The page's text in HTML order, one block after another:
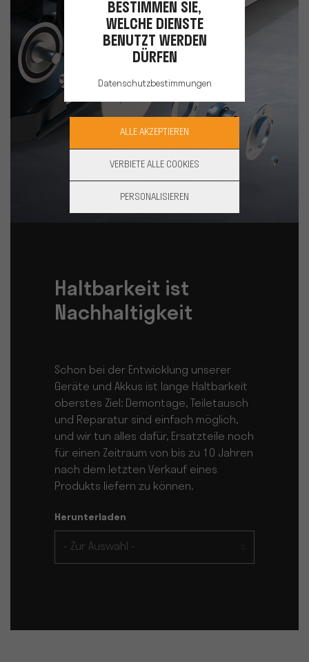
Haltbarkeit ist
Nachhaltigkeit
Schon bei der Entwicklung unserer
Geräte und Akkus ist lange Haltbarkeit
oberstes Ziel: Demontage, Teiletausch
und Reparatur sind einfach möglich,
und wir tun alles dafür, Ersatzteile noch
für einen Zeitraum von bis zu 10 Jahren
nach dem letzten Verkauf eines
Produkts liefern zu können.
Herunterladen
BESTIMMEN SIE,
WELCHE DIENSTE
BENUTZT WERDEN
DÜRFEN
Datenschutzbestimmungen
ALLE AKZEPTIEREN
VERBIETE ALLE COOKIES
PERSONALISIEREN